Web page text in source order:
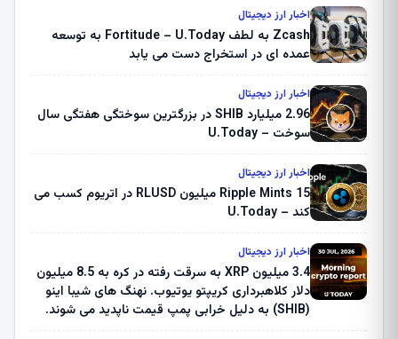
اخبار ارز دیجیتال
Zcash به لطف Fortitude – U.Today به توسعه
عمده ای در استخراج دست می یابد
اخبار ارز دیجیتال
2.96 میلیارد SHIB در بزرگترین سوختگی هفتگی سال
سوخت – U.Today
اخبار ارز دیجیتال
Ripple Mints 15 میلیون RLUSD در اتریوم کسب می
کند – U.Today
اخبار ارز دیجیتال
3.4 میلیون XRP به سرقت رفته در کره به 8.5 میلیون
دلار کلاهبرداری کریپتو یوتیوب. نهنگ های شیبا اینو
(SHIB) به دلیل خرابی پمپ قیمت ناپدید می شوند.